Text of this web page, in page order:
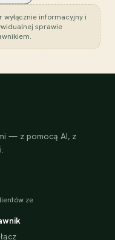
informacyjny i
sprawie
— z pomocą AI, z
ze